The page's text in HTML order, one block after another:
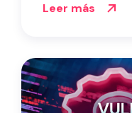
Leer más